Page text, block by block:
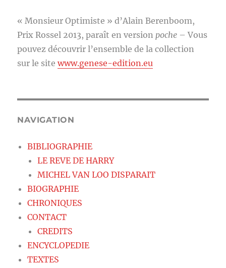
« Monsieur Optimiste » d’Alain Berenboom,
Prix Rossel 2013, paraît en version poche – Vous
pouvez découvrir l’ensemble de la collection
sur le sitewww.genese-edition.eu
NAVIGATION
BIBLIOGRAPHIE
LE REVE DE HARRY
MICHEL VAN LOO DISPARAIT
BIOGRAPHIE
CHRONIQUES
CONTACT
CREDITS
ENCYCLOPEDIE
TEXTES